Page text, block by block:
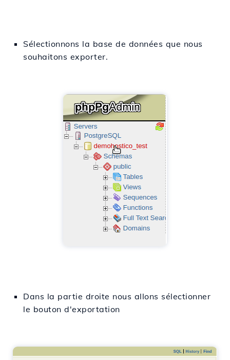
Sélectionnons la base de données que nous
souhaitons exporter.
Dans la partie droite nous allons sélectionner
le bouton d'exportation